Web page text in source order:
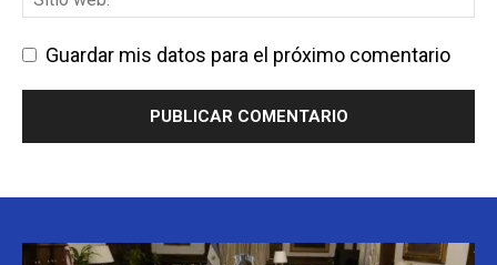
Guardar mis datos para el próximo comentario